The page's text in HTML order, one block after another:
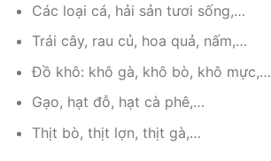
Các loại cá, hải sản tươi sống,…
Trái cây, rau củ, hoa quả, nấm,…
Đồ khô: khô gà, khô bò, khô mực,…
Gạo, hạt đỗ, hạt cà phê,…
Thịt bò, thịt lợn, thịt gà,…